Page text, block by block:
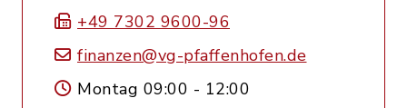
+49 7302 9600-96
finanzen@vg-pfaffenhofen.de
Montag 09:00 - 12:00